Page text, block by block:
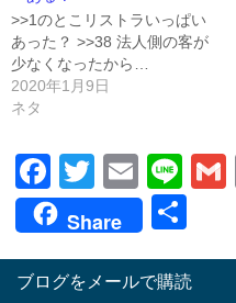
>>1のとこリストラいっぱい
あった？ >>38 法人側の客が
少なくなったから…
2020年1月9日
ネタ
Facebook
Twitter
Email
Share
ブログをメールで購読